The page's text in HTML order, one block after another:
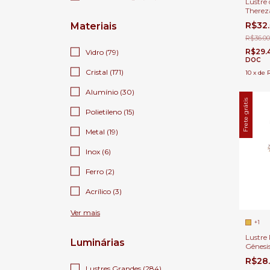
Materiais
Vidro (79)
Cristal (171)
Alumínio (30)
Polietileno (15)
Metal (19)
Inox (6)
Ferro (2)
Acrílico (3)
Ver mais
Luminárias
para
Duplo,
DOC
10 x de
Frete grátis
+1
Lustre
Para